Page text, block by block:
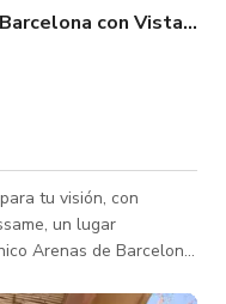
Restaurante Mediterráneo en Barcelona con Vistas Panorámicas
tu visión, con
Arenas de Barcelona,